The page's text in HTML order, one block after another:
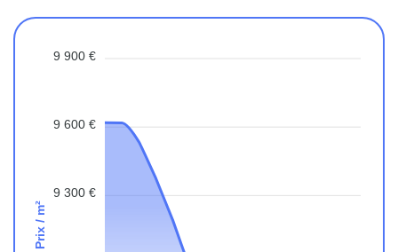
9 900 €
9 600 €
9 300 €
Prix / m²